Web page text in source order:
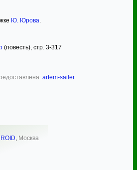
Ю. Юрова.
(повесть), стр. 3-317
artem-sailer
, Москва